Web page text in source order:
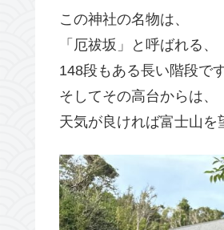
この神社の名物は、
「厄祓坂」と呼ばれる、
148段もある長い階段です
そしてその高台からは、
天気が良ければ富士山を